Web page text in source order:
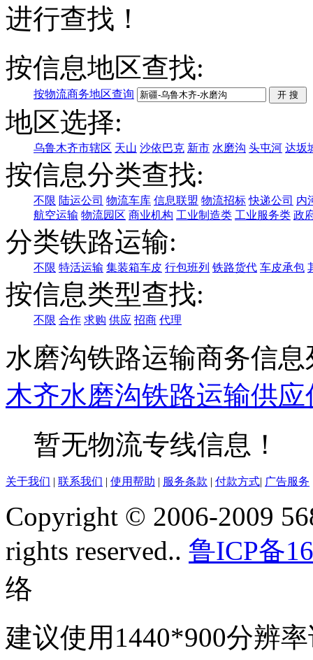
进行查找！
按信息地区查找:
按物流商务地区查询
地区选择:
乌鲁木齐市辖区 天山 沙依巴克 新市 水磨沟 头屯河 达坂
按信息分类查找:
不限 陆运公司 物流车库 信息联盟 物流招标 快递公司 内
航空运输 物流园区 商业机构 工业制造类 工业服务类 政
分类铁路运输:
不限 特活运输 集装箱车皮 行包班列 铁路货代 车皮承包
按信息类型查找:
不限 合作 求购 供应 招商 代理
水磨沟铁路运输商务信息
木齐水磨沟铁路运输供应
暂无物流专线信息！
关于我们 | 联系我们 | 使用帮助 | 服务条款 | 付款方式| 广告服务
Copyright © 2006-2009
rights reserved.. 鲁ICP备
络
建议使用1440*900分辨